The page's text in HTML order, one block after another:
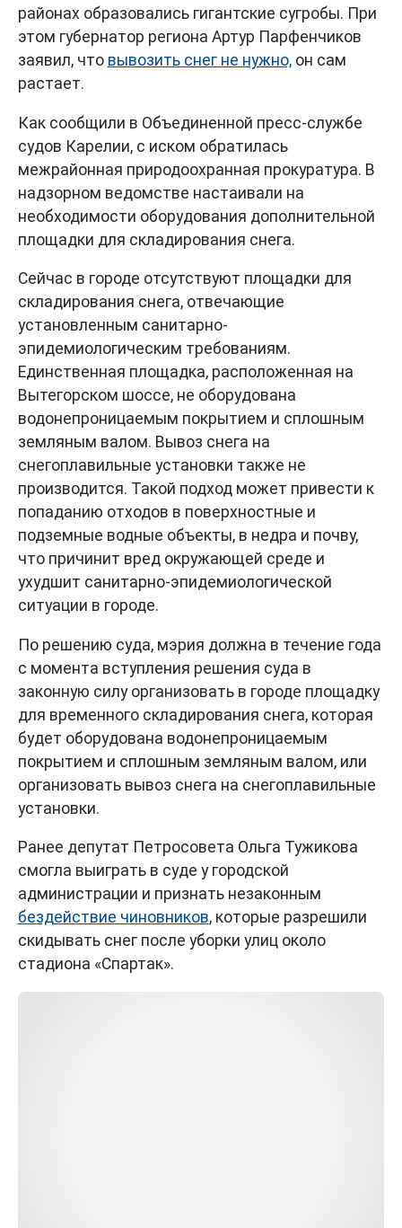
районах образовались гигантские сугробы. При
этом губернатор региона Артур Парфенчиков
заявил, что вывозить снег не нужно,он сам
растает.
Как сообщили в Объединенной пресс-службе
судов Карелии, с иском обратилась
межрайонная природоохранная прокуратура. В
надзорном ведомстве настаивали на
необходимости оборудования дополнительной
площадки для складирования снега.
Сейчас в городе отсутствуют площадки для
складирования снега, отвечающие
установленным санитарно-
эпидемиологическим требованиям.
Единственная площадка, расположенная на
Вытегорском шоссе, не оборудована
водонепроницаемым покрытием и сплошным
земляным валом. Вывоз снега на
снегоплавильные установки также не
производится. Такой подход может привести к
попаданию отходов в поверхностные и
подземные водные объекты, в недра и почву,
что причинит вред окружающей среде и
ухудшит санитарно-эпидемиологической
ситуации в городе.
По решению суда, мэрия должна в течение года
с момента вступления решения суда в
законную силу организовать в городе площадку
для временного складирования снега, которая
будет оборудована водонепроницаемым
покрытием и сплошным земляным валом, или
организовать вывоз снега на снегоплавильные
установки.
Ранее депутат Петросовета Ольга Тужикова
смогла выиграть в суде у городской
администрации и признать незаконным
бездействие чиновников, которые разрешили
скидывать снег после уборки улиц около
стадиона «Спартак».